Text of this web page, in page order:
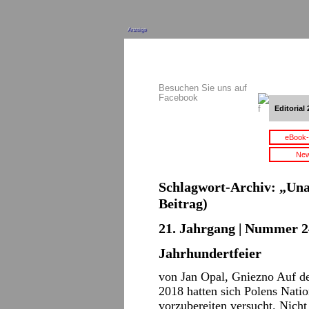
Anzeige
Besuchen Sie uns auf
Facebook
Editorial
Schlagwort-Archiv:
Beitrag)
21. Jahrgang | Nummer
Jahrhundertfeier
von Jan Opal, Gniezno Auf
2018 hatten sich Polens
vorzubereiten versucht.